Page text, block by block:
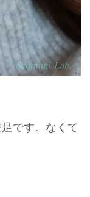
です。なくて